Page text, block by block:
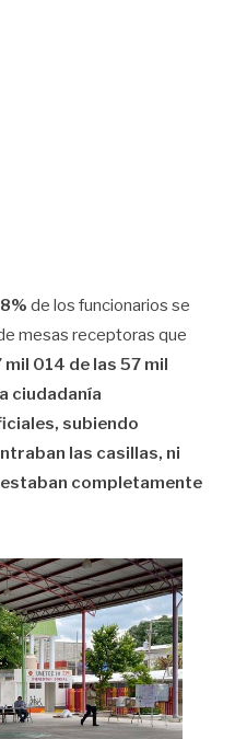
de los funcionarios se
mesas receptoras que
mil 014 de las 57 mil
ciudadanía
subiendo
las casillas, ni
estaban completamente